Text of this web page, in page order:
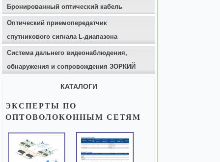
Бронированный оптический кабель
Оптический приемопередатчик
спутникового сигнала L-диапазона
Система дальнего видеонаблюдения,
обнаружения и сопровождения ЗОРКИЙ
КАТАЛОГИ
ЭКСПЕРТЫ ПО
ОПТОВОЛОКОННЫМ СЕТЯМ